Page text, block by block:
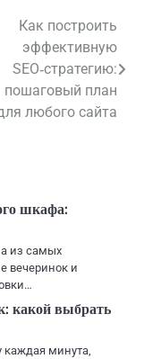
Как построить
эффективную
SEO‑стратегию:
пошаговый план
любого сайта
шкафа:
из самых
вечеринок и
какой выбрать
минута,